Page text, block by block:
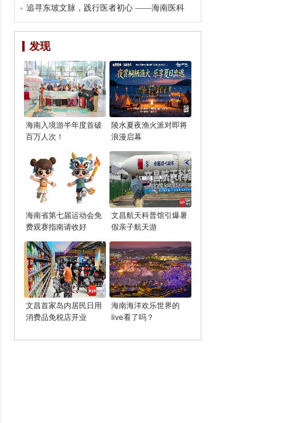
追寻东坡文脉，践行医者初心 ——海南医科
发现
海南入境游半年度首破
百万人次！
陵水夏夜渔火派对即将
浪漫启幕
海南省第七届运动会免
费观赛指南请收好
文昌航天科普馆引爆暑
假亲子航天游
文昌首家岛内居民日用
消费品免税店开业
海南海洋欢乐世界的
live看了吗？